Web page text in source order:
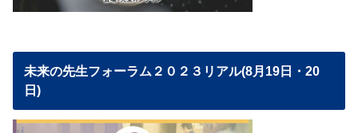
未来の先生フォーラム２０２３リアル(8月19日・20
日)